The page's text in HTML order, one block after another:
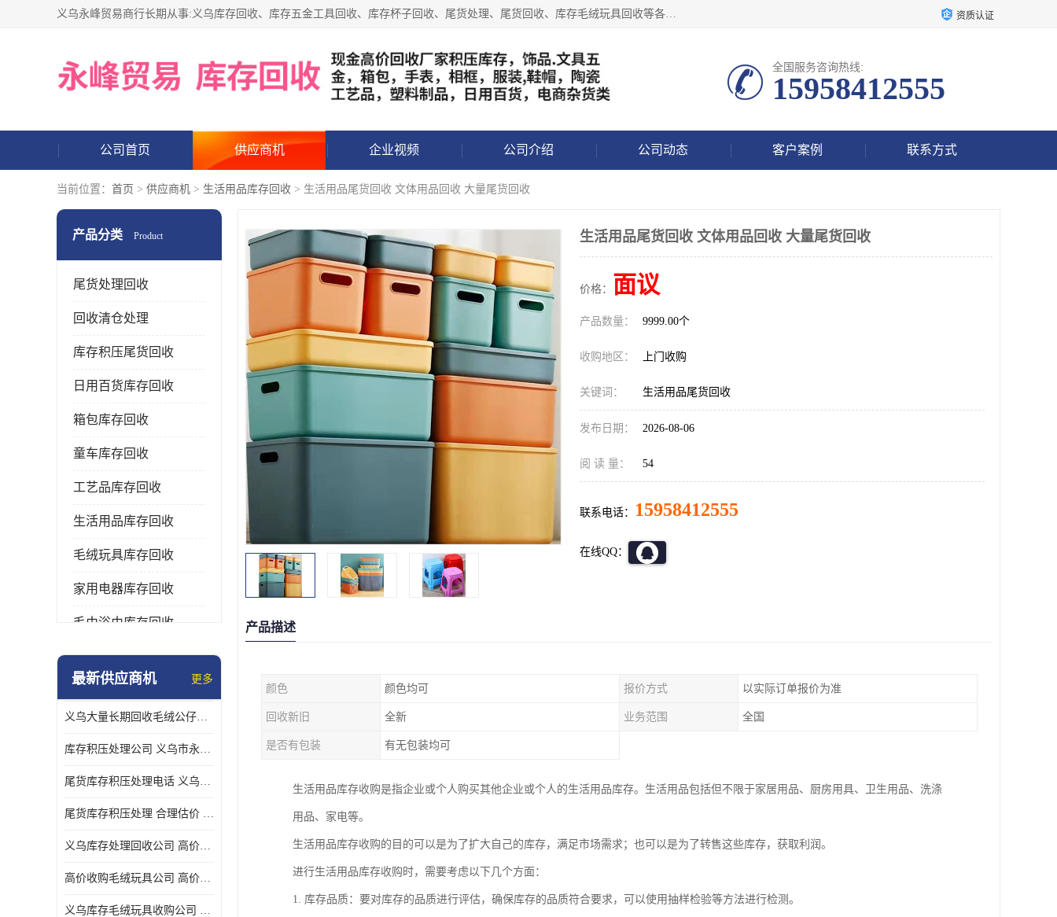
义乌永峰贸易商行长期从事:义乌库存回收、库存五金工具回收、库存杯子回收、尾货处理、尾货回收、库存毛绒玩具回收等各类产品库存回收，我们一直秉承：“，专业收购，价格从优，互惠互利，现金交易，价格公道”七大原则。欢迎有库存处理的老板来电洽谈! 资质认证
全国服务咨询热线:
15958412555
公司首页 供应商机 企业视频 公司介绍 公司动态 客户案例 联系方式
当前位置： 首页 > 供应商机 > 生活用品库存回收 > 生活用品尾货回收 文体用品回收 大量尾货回收
产品分类 Product
尾货处理回收
回收清仓处理
库存积压尾货回收
日用百货库存回收
箱包库存回收
童车库存回收
工艺品库存回收
生活用品库存回收
毛绒玩具库存回收
家用电器库存回收
毛巾浴巾库存回收
水杯保温杯库存回收
五金工具库存回收
库存厨具回收
最新供应商机 更多
义乌大量长期回收毛绒公仔公司 高价回收库存积压 高价回收 欢迎电话咨询
库存积压处理公司 义乌市永峰贸易商行
尾货库存积压处理电话 义乌市永峰贸易商行
尾货库存积压处理 合理估价 量大量小均可
义乌库存处理回收公司 高价回收库存积压 大量尾货回收
高价收购毛绒玩具公司 高价回收库存积压 回收库存 二手勿扰
义乌库存毛绒玩具收购公司 高价回收库存积压 义乌市永峰贸易商行
生活用品尾货回收 文体用品回收 大量尾货回收
价格： 面议
产品数量： 9999.00个
收购地区： 上门收购
关键词： 生活用品尾货回收
发布日期： 2026-08-06
阅 读 量： 54
联系电话： 15958412555
在线QQ：
产品描述
颜色 颜色均可 报价方式 以实际订单报价为准
回收新旧 全新 业务范围 全国
是否有包装 有无包装均可
生活用品库存收购是指企业或个人购买其他企业或个人的生活用品库存。生活用品包括但不限于家居用品、厨房用具、卫生用品、洗涤
用品、家电等。
生活用品库存收购的目的可以是为了扩大自己的库存，满足市场需求；也可以是为了转售这些库存，获取利润。
进行生活用品库存收购时，需要考虑以下几个方面：
1. 库存品质：要对库存的品质进行评估，确保库存的品质符合要求，可以使用抽样检验等方法进行检测。